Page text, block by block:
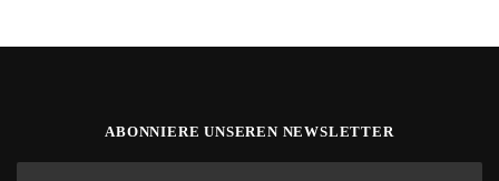
ABONNIERE UNSEREN NEWSLETTER